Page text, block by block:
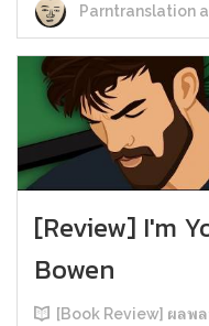
Parntranslation
[Review] I'm
Bowen
[Book Review] ผลพ